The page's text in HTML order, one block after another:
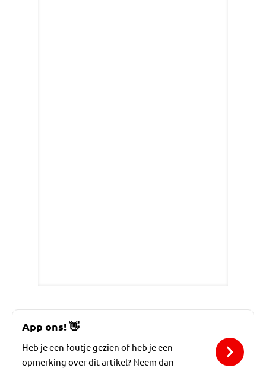
App ons!👋
Heb je een foutje gezien of heb je een
opmerking over dit artikel? Neem dan